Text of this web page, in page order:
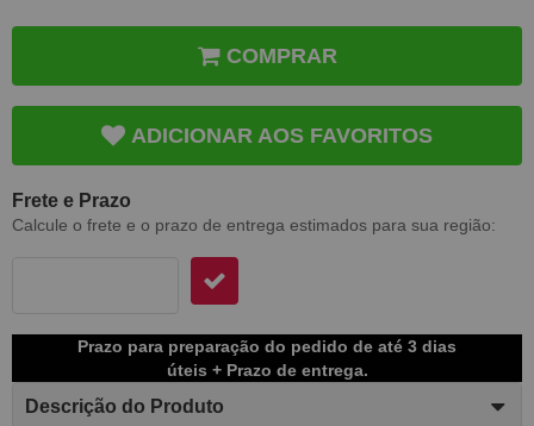
COMPRAR
ADICIONAR AOS FAVORITOS
Frete e Prazo
Calcule o frete e o prazo de entrega estimados para sua região:
Prazo para preparação do pedido de até 3 dias
úteis + Prazo de entrega.
Descrição do Produto